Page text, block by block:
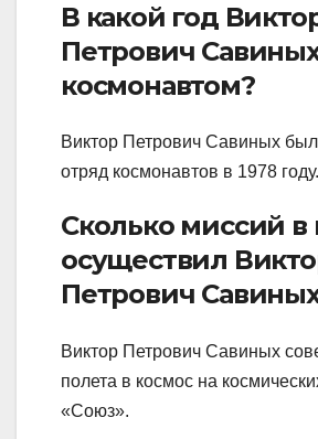
В какой год
Петрович
космонавтом?
Виктор Петрович Савиных
отряд космонавтов в 1978 году.
Сколько миссий в
осуществил
Петрович
Виктор Петрович Савиных
полета в космос на
«Союз».